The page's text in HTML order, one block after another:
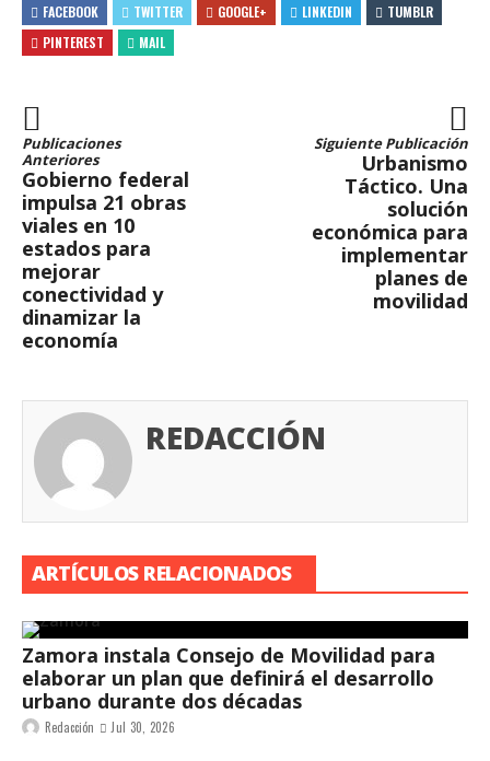
FACEBOOK TWITTER GOOGLE+ LINKEDIN
TUMBLR
PINTEREST
MAIL
Publicaciones
Anteriores
Gobierno federal
impulsa 21 obras
viales en 10
estados para
mejorar
conectividad y
dinamizar la
economía
Siguiente Publicación
Urbanismo
Táctico. Una
solución
económica para
implementar
planes de
movilidad
REDACCIÓN
ARTÍCULOS RELACIONADOS
Zamora instala Consejo de Movilidad para
elaborar un plan que definirá el desarrollo
urbano durante dos décadas
Redacción Jul 30, 2026